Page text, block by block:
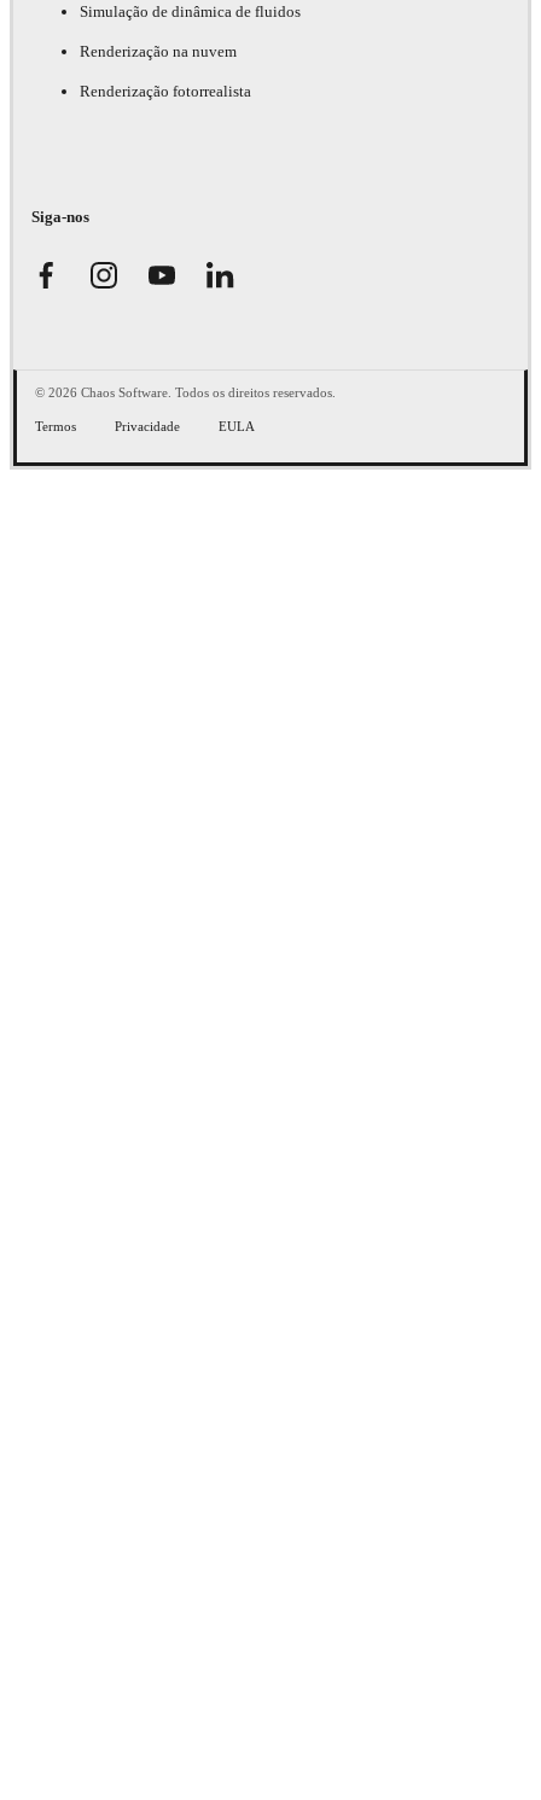
Simulação de dinâmica de fluidos
Renderização na nuvem
Renderização fotorrealista
Siga-nos
© 2026 Chaos Software. Todos os direitos reservados.
Termos Privacidade EULA